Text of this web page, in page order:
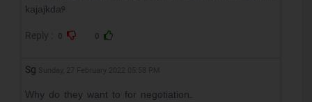
kajajkda?
Reply : 0 0
sg
Why do they want to for negotiation..